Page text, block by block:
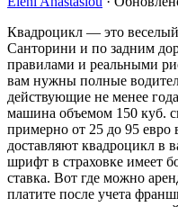
Квадроцикл — это
Санторини и по задним
правилами и реальными
вам нужны полные
действующие не менее
машина объемом 150 куб.
примерно от 25 до 95 евро
доставляют квадроцикл в
шрифт в страховке имеет
ставка. Вот где можно
платите после учета